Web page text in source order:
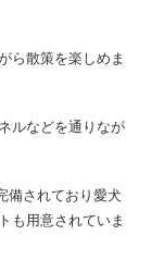
ら散策を楽しめま
ルなどを通りなが
備されており愛犬
も用意されていま